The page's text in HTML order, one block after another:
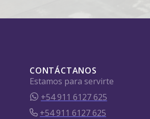
CONTÁCTANOS
Estamos para servirte
+54 911 6127 625
+54 911 6127 625